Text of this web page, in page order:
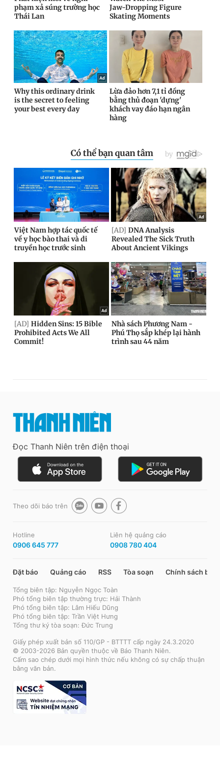
Đọc Thanh Niên trên điện thoại
Theo dõi báo trên
Hotline
0906 645 777
Liên hệ quảng cáo
0908 780 404
Đặt báo Quảng cáo RSS Tòa soạn Chính sách bảo
Tổng biên tập: Nguyễn Ngọc Toàn
Phó tổng biên tập thường trực: Hải Thành
Phó tổng biên tập: Lâm Hiếu Dũng
Phó tổng biên tập: Trần Việt Hưng
Tổng thư ký tòa soạn: Đức Trung
Giấy phép xuất bản số 110/GP - BTTTT cấp ngày 24.3.2020
© 2003-2026 Bản quyền thuộc về Báo Thanh Niên.
Cấm sao chép dưới mọi hình thức nếu không có sự chấp thuận
bằng văn bản.